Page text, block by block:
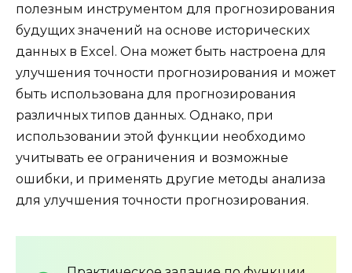
полезным инструментом для прогнозирования
будущих значений на основе исторических
данных в Excel. Она может быть настроена для
улучшения точности прогнозирования и может
быть использована для прогнозирования
различных типов данных. Однако, при
использовании этой функции необходимо
учитывать ее ограничения и возможные
ошибки, и применять другие методы анализа
для улучшения точности прогнозирования.